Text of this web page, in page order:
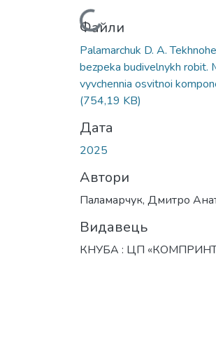
Вантажиться...
Файли
Palamarchuk D. A.
bezpeka budivelnykh robit.
vyvchennia osvitnoi
(754,19 KB)
Дата
2025
Автори
Паламарчук, Дмитро
Видавець
КНУБА : ЦП